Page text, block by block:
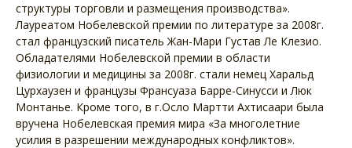
структуры торговли и размещения производства».
Лауреатом Нобелевской премии по литературе за 2008г.
стал французский писатель Жан-Мари Густав Ле Клезио.
Обладателями Нобелевской премии в области
физиологии и медицины за 2008г. стали немец Харальд
Цурхаузен и французы Франсуаза Барре-Синусси и Люк
Монтанье. Кроме того, в г.Осло Мартти Ахтисаари была
вручена Нобелевская премия мира «За многолетние
усилия в разрешении международных конфликтов».